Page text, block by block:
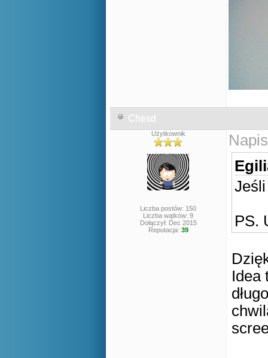
Chesd
Użytkownik
Liczba postów: 150
Liczba wątków: 9
Dołączył: Dec 2015
Reputacja: 39
PS.
Idea